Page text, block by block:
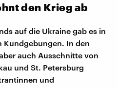
den Krieg ab
auf die Ukraine gab es in
Kundgebungen. In den
auch Ausschnitte von
und St. Petersburg
und